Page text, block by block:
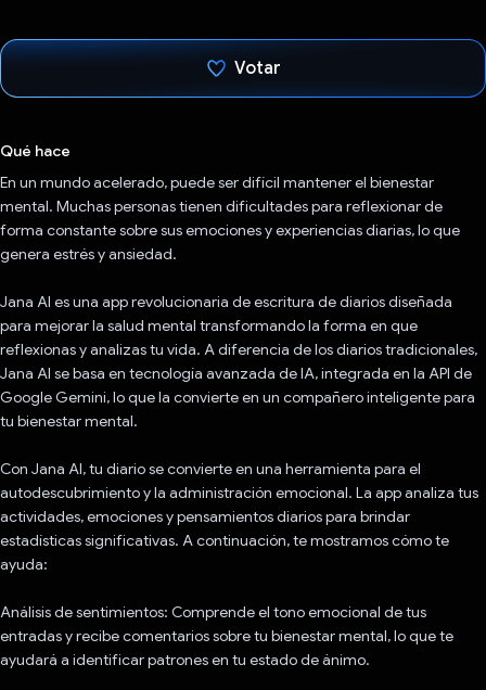
Votar
Qué hace
En un mundo acelerado, puede ser difícil mantener el bienestar
mental. Muchas personas tienen dificultades para reflexionar de
forma constante sobre sus emociones y experiencias diarias, lo que
genera estrés y ansiedad.
Jana AI es una app revolucionaria de escritura de diarios diseñada
para mejorar la salud mental transformando la forma en que
reflexionas y analizas tu vida. A diferencia de los diarios tradicionales,
Jana AI se basa en tecnología avanzada de IA, integrada en la API de
Google Gemini, lo que la convierte en un compañero inteligente para
tu bienestar mental.
Con Jana AI, tu diario se convierte en una herramienta para el
autodescubrimiento y la administración emocional. La app analiza tus
actividades, emociones y pensamientos diarios para brindar
estadísticas significativas. A continuación, te mostramos cómo te
ayuda:
Análisis de sentimientos: Comprende el tono emocional de tus
entradas y recibe comentarios sobre tu bienestar mental, lo que te
ayudará a identificar patrones en tu estado de ánimo.